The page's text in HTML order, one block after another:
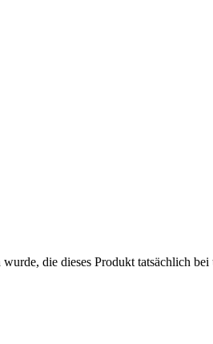
die dieses Produkt tatsächlich